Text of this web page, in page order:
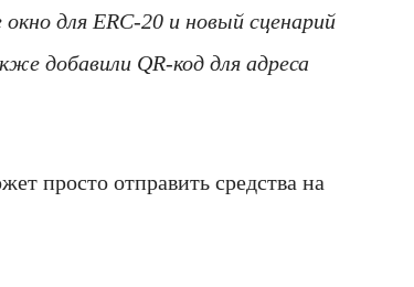
для ERC-20 и новый сценарий
добавили QR-код для адреса
просто отправить средства на